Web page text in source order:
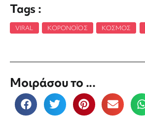
Tags :
VIRAL ΚΟΡΟΝΟΪΌΣ ΚΌΣΜΟΣ
Μοιράσου το ...